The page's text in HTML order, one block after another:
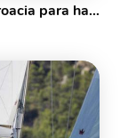
Catamarán en alquiler en Biograd, Croacia para hasta 8 personas: el alquiler de yates VERTIGO.